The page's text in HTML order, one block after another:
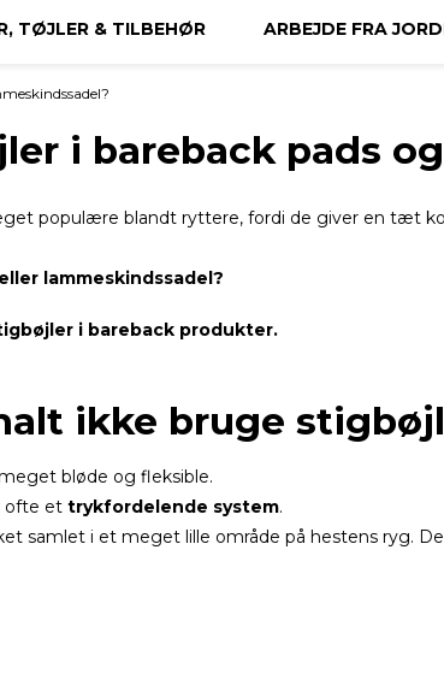
TØJLER & TILBEHØR ARBEJDE FRA
i bareback pads
populære blandt ryttere, fordi de giver en tæt
lammeskindssadel?
i bareback produkter.
ikke bruge
bløde og fleksible.
ofte et trykfordelende system.
samlet i et meget lille område på hestens ryg.